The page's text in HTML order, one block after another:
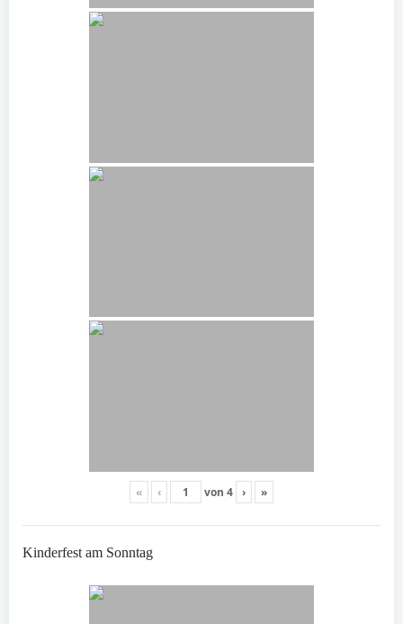
« ‹ von 4 › »
Kinderfest am Sonntag